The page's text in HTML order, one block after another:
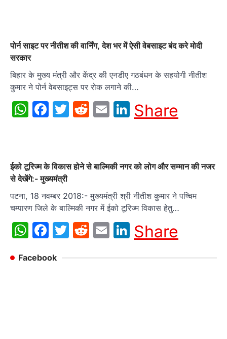
पोर्न साइट पर नीतीश की वार्निंग, देश भर में ऐसी वेबसाइट बंद करे मोदी
सरकार
बिहार के मुख्य मंत्री और केंद्र की एनडीए गठबंधन के सहयोगी नीतीश
कुमार ने पोर्न वेबसाइट्स पर रोक लगाने की…
WhatsApp
Facebook
Twitter
Reddit
EmailLinkedIn
Share
ईको टूरिज्म के विकास होने से बाल्मिकी नगर को लोग और सम्मान की नजर
से देखेंगे:- मुख्यमंत्री
पटना, 18 नवम्बर 2018:- मुख्यमंत्री श्री नीतीश कुमार ने पष्चिम
चम्पारण जिले के बाल्मिकी नगर में ईको टूरिज्म विकास हेतु…
WhatsApp
Facebook
Twitter
Reddit
EmailLinkedIn
Share
Facebook